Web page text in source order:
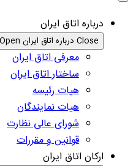
درباره اتاق ایران
Close درباره اتاق ایران Open درباره اتاق ایران
معرفی اتاق ایران
ساختار اتاق ایران
هیات رئیسه
هیات نمایندگان
شورای عالی نظارت
قوانین و مقررات
ارکان اتاق ایران